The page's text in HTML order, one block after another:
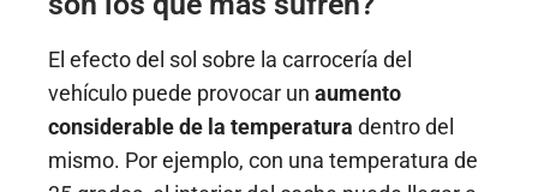
El efecto del sol sobre la carrocería del
vehículo puede provocar un aumento
considerable de la temperatura dentro del
mismo. Por ejemplo, con una temperatura de